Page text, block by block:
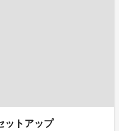
ットアップ